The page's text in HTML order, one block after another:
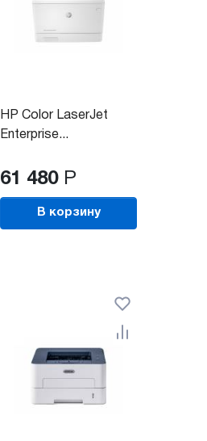
HP Color LaserJet
Enterprise...
61 480 Р
В корзину